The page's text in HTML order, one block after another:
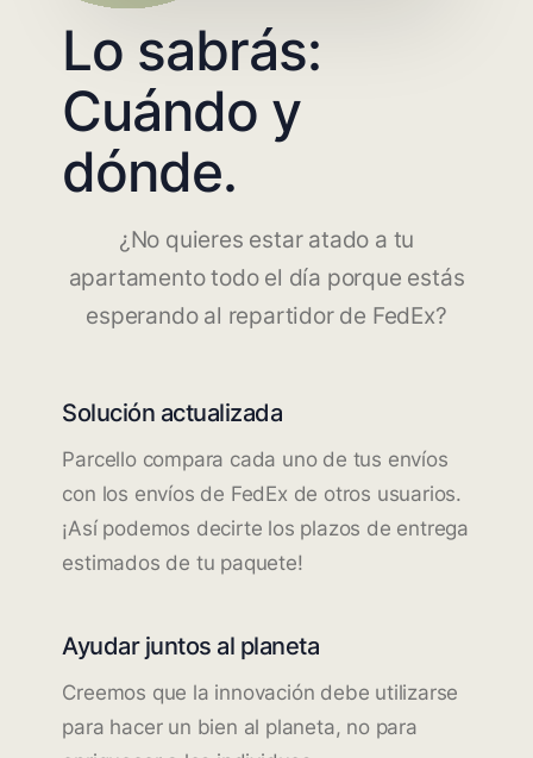
Lo sabrás:
Cuándo y
dónde.
¿No quieres estar atado a tu
apartamento todo el día porque estás
esperando al repartidor de FedEx?
Solución actualizada
Parcello compara cada uno de tus envíos
con los envíos de FedEx de otros usuarios.
¡Así podemos decirte los plazos de entrega
estimados de tu paquete!
Ayudar juntos al planeta
Creemos que la innovación debe utilizarse
para hacer un bien al planeta, no para